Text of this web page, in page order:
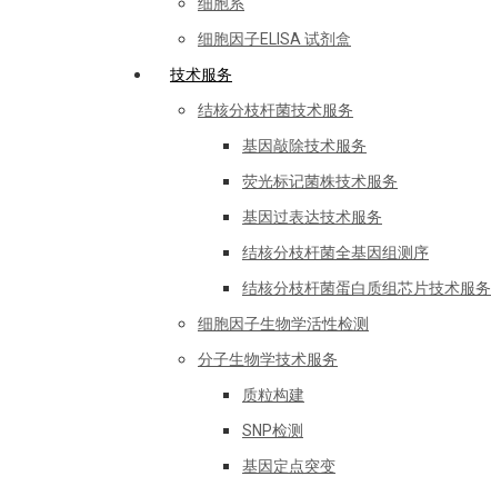
细胞因子ELISA 试剂盒
技术服务
结核分枝杆菌技术服务
基因敲除技术服务
荧光标记菌株技术服务
基因过表达技术服务
结核分枝杆菌全基因组测序
结核分枝杆菌蛋白质组芯片技术服务
细胞因子生物学活性检测
分子生物学技术服务
质粒构建
SNP检测
基因定点突变